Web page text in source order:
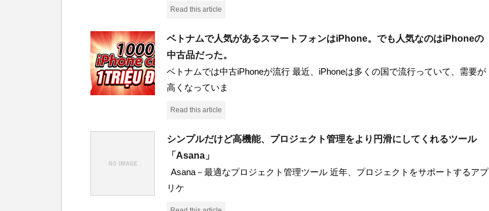
Read this article
ベトナムで人気があるスマートフォンはiPhone。でも人気なのはiPhoneの
中古品だった。
ベトナムでは中古iPhoneが流行 最近、iPhoneは多くの国で流行っていて、需要が
高くなっていま
Read this article
シンプルだけど高機能、プロジェクト管理をより円滑にしてくれるツール
「Asana」
Asana－最適なプロジェクト管理ツール 近年、プロジェクトをサポートするアプ
リケ